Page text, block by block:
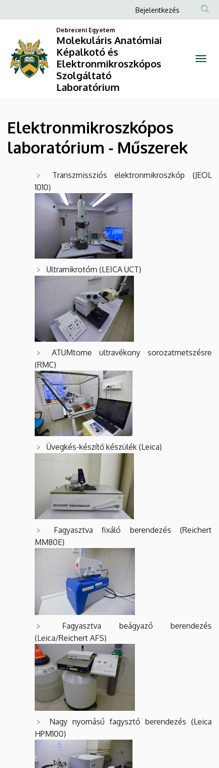
Elektronmikroszkópos
laboratórium
Műszerek
Anatómiai
Képalkotó
Elektronmikroszkópos
Szolgáltató
Laboratórium
a
Anonim
fiók
Bejelentkezés
Debreceni Egyetem
Molekuláris Anatómiai
Képalkotó és
Elektronmikroszkópos
Szolgáltató
Laboratórium
Elektronmikroszkópos
laboratórium - Műszerek
Transzmissziós elektronmikroszkóp (JEOL
1010)
Ultramikrotóm (LEICA UCT)
ATUMtome ultravékony sorozatmetszésre
(RMC)
Üvegkés-készítő készülék (Leica)
Fagyasztva fixáló berendezés (Reichert
MM80E)
Fagyasztva beágyazó berendezés
(Leica/Reichert AFS)
Nagy nyomású fagysztó berendezés (Leica
HPM100)